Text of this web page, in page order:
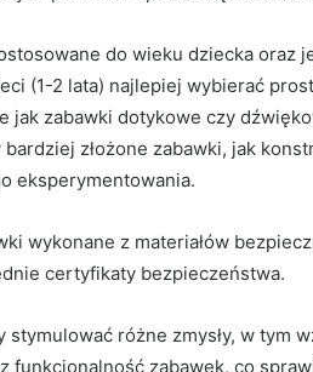
do wieku dziecka oraz
(1-2 lata) najlepiej wybierać
jak zabawki dotykowe czy
złożone zabawki, jak
eksperymentowania.
wykonane z materiałów
certyfikaty bezpieczeństwa.
różne zmysły, w tym
funkcjonalność zabawek, co